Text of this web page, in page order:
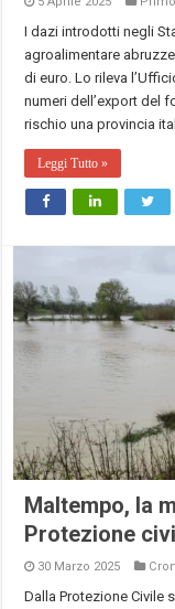
I dazi introdotti negli
agroalimentare
di euro. Lo rileva
numeri dell’export del
rischio una provincia
Leggi Tutto »
Maltempo, la
Protezione
30 Marzo 2025
Dalla Protezione Civile